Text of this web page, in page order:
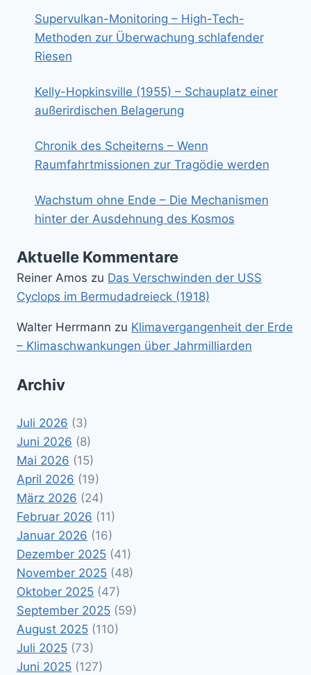
Supervulkan-Monitoring – High-Tech-
Methoden zur Überwachung schlafender
Riesen
Kelly-Hopkinsville (1955) – Schauplatz einer
außerirdischen Belagerung
Chronik des Scheiterns – Wenn
Raumfahrtmissionen zur Tragödie werden
Wachstum ohne Ende – Die Mechanismen
hinter der Ausdehnung des Kosmos
Aktuelle Kommentare
Reiner Amos zu Das Verschwinden der USS
Cyclops im Bermudadreieck (1918)
Walter Herrmann zu Klimavergangenheit der Erde
– Klimaschwankungen über Jahrmilliarden
Archiv
Juli 2026 (3)
Juni 2026 (8)
Mai 2026 (15)
April 2026 (19)
März 2026 (24)
Februar 2026 (11)
Januar 2026 (16)
Dezember 2025 (41)
November 2025 (48)
Oktober 2025 (47)
September 2025 (59)
August 2025 (110)
Juli 2025 (73)
Juni 2025 (127)